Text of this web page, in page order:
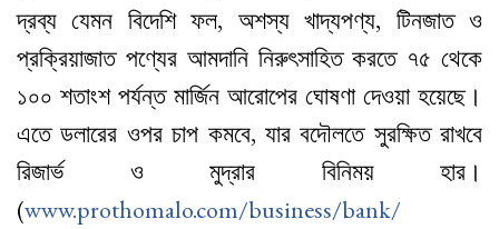
দ্রব্য যেমন বিদেশি ফল, অশস্য খাদ্যপণ্য, টিনজাত ও
প্রক্রিয়াজাত পণ্যের আমদানি নিরুৎসাহিত করতে ৭৫ থেকে
১০০ শতাংশ পর্যন্ত মার্জিন আরোপের ঘোষণা দেওয়া হয়েছে।
এতে ডলারের ওপর চাপ কমবে, যার বদৌলতে সুরক্ষিত রাখবে
রিজার্ভ ও মুদ্রার বিনিময় হার।
(www.prothomalo.com/business/bank/